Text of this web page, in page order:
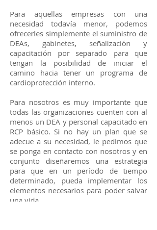
Para aquellas empresas con una
necesidad todavía menor, podemos
ofrecerles simplemente el suministro de
DEAs, gabinetes, señalización y
capacitación por separado para que
tengan la posibilidad de iniciar el
camino hacia tener un programa de
cardioprotección interno.
Para nosotros es muy importante que
todas las organizaciones cuenten con al
menos un DEA y personal capacitado en
RCP básico. Si no hay un plan que se
adecue a su necesidad, le pedimos que
se ponga en contacto con nosotros y en
conjunto diseñaremos una estrategia
para que en un período de tiempo
determinado, pueda implementar los
elementos necesarios para poder salvar
una vida.